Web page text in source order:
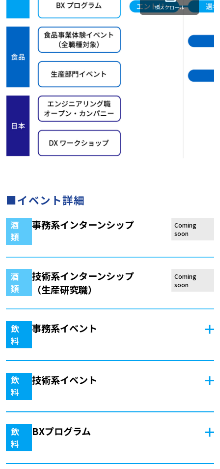
横スクロール
■イベント詳細
酒
類
事務系インターンシップ
Coming
soon
酒
類
技術系インターンシップ
（生産研究職）
Coming
soon
飲
料
事務系イベント
飲
料
技術系イベント
飲
料
BXプログラム